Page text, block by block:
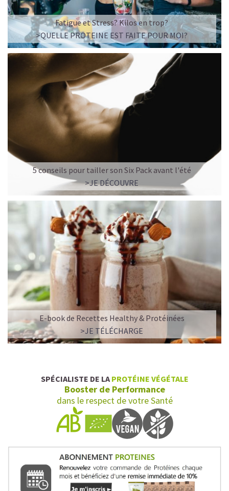
Fatigue et Stress? Kilos en trop?
>QUELLE PROTEINE EST FAITE POUR MOI?
5 conseils pour tailler son Six Pack avant l'été
>JE DÉCOUVRE
E-book de Recettes Healthy & Protéinées
>JE TÉLÉCHARGE
SPÉCIALISTE DE LA PROTÉINE VÉGÉTALE
Booster de Performance
dans le respect de votre Santé